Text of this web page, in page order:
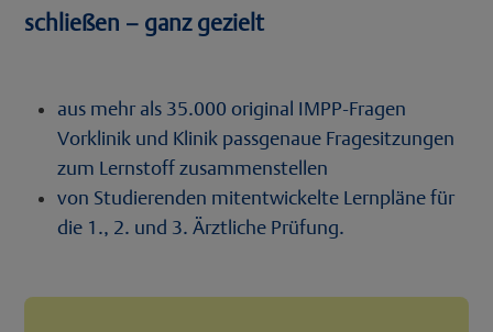
schließen – ganz gezielt
aus mehr als 35.000 original IMPP-Fragen
Vorklinik und Klinik passgenaue Fragesitzungen
zum Lernstoff zusammenstellen
von Studierenden mitentwickelte Lernpläne für
die 1., 2. und 3. Ärztliche Prüfung.